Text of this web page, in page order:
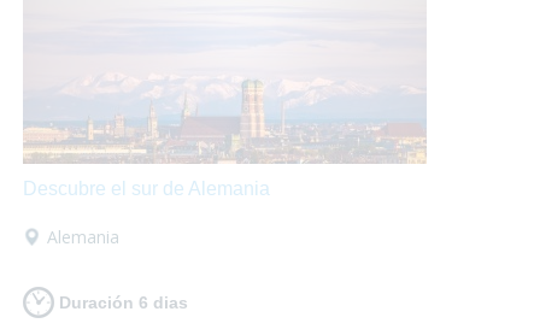
Descubre el sur de Alemania
Alemania
Duración 6 dias